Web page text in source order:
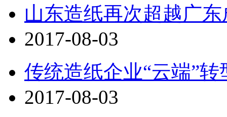
山东造纸再次超越广
2017-08-03
传统造纸企业“云端”转
2017-08-03